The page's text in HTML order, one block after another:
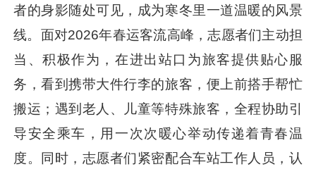
者的身影随处可见，成为寒冬里一道温暖的风景
线。面对2026年春运客流高峰，志愿者们主动担
当、积极作为，在进出站口为旅客提供贴心服
务，看到携带大件行李的旅客，便上前搭手帮忙
搬运；遇到老人、儿童等特殊旅客，全程协助引
导安全乘车，用一次次暖心举动传递着青春温
度。同时，志愿者们紧密配合车站工作人员，认